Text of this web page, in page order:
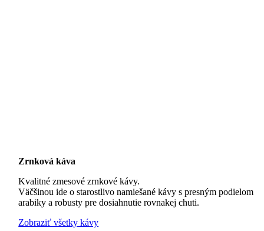
Zrnková káva
Kvalitné zmesové zrnkové kávy.
Väčšinou ide o starostlivo namiešané kávy s presným podielom
arabiky a robusty pre dosiahnutie rovnakej chuti.
Zobraziť všetky kávy